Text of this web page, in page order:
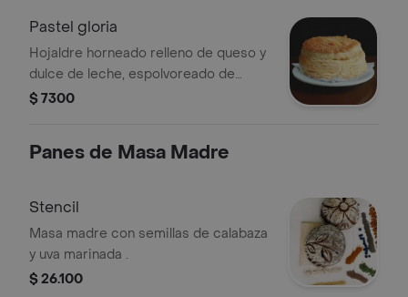
Pastel gloria
Hojaldre horneado relleno de queso y
dulce de leche, espolvoreado de
azúcar con textura suave y crujiente.
$ 7300
Panes de Masa Madre
Stencil
Masa madre con semillas de calabaza
y uva marinada .
$ 26.100